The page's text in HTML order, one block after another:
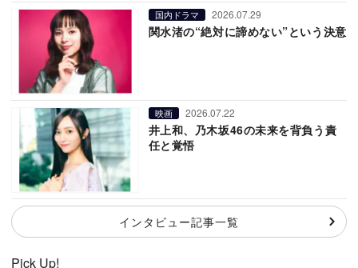
国内ドラマ 2026.07.29
関水渚の“絶対に諦めない”という決意
映画 2026.07.22
井上和、乃木坂46の未来を背負う責
任と覚悟
インタビュー記事一覧
Pick Up!